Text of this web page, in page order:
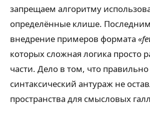
запрещаем алгоритму
определённые клише. Последним
внедрение примеров формата
которых сложная логика просто
части. Дело в том, что
синтаксический антураж не
пространства для смысловых